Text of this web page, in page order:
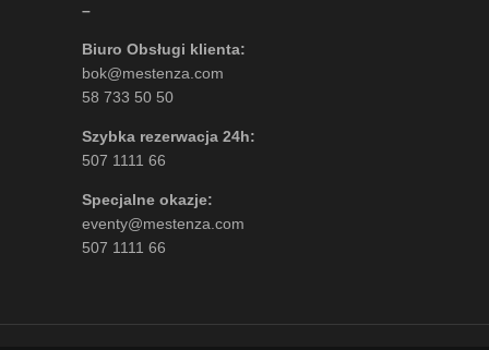
–
Biuro Obsługi klienta:
bok@mestenza.com
58 733 50 50
Szybka rezerwacja 24h:
507 1111 66
Specjalne okazje:
eventy@mestenza.com
507 1111 66